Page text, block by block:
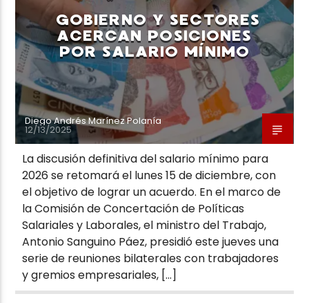
Neiva Estereo
GOBIERNO Y SECTORES
ACERCAN POSICIONES
POR SALARIO MÍNIMO
Diego Andrés Marínez Polanía
12/13/2025
La discusión definitiva del salario mínimo para
2026 se retomará el lunes 15 de diciembre, con
el objetivo de lograr un acuerdo. En el marco de
la Comisión de Concertación de Políticas
Salariales y Laborales, el ministro del Trabajo,
Antonio Sanguino Páez, presidió este jueves una
serie de reuniones bilaterales con trabajadores
y gremios empresariales, […]